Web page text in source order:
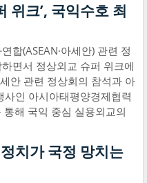
위크’, 국익수호 최
합(ASEAN·아세안) 관련 정
면서 정상외교 슈퍼 위크에
안 관련 정상회의 참석과 아
인 아시아태평양경제협력
통해 국익 중심 실용외교의
치가 국정 망치는